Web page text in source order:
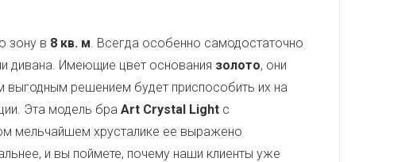
зону в 8 кв. м. Всегда особенно самодостаточно
дивана. Имеющие цвет основания золото, они
выгодным решением будет приспособить их на
Эта модель бра Art Crystal Light с
мельчайшем хрусталике ее выражено
и вы поймете, почему наши клиенты уже